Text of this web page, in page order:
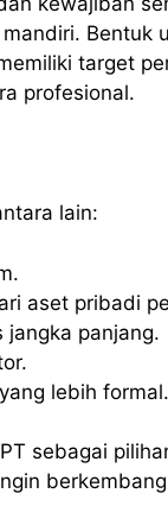
Bentuk
target
profesional.
lain:
aset pribadi
jangka panjang.
lebih formal.
sebagai